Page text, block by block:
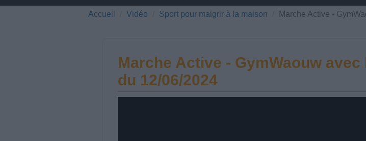
Accueil Vidéo Sport pour maigrir à la maison Marche Active -
Marche Active - GymWaouw avec
du 12/06/2024